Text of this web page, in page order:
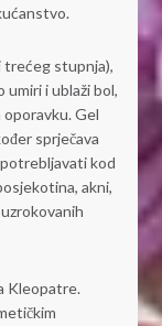
trećeg stupnja),
umiri i ublaži bol,
Gel
sprječava
kod
akni,
Kleopatre.